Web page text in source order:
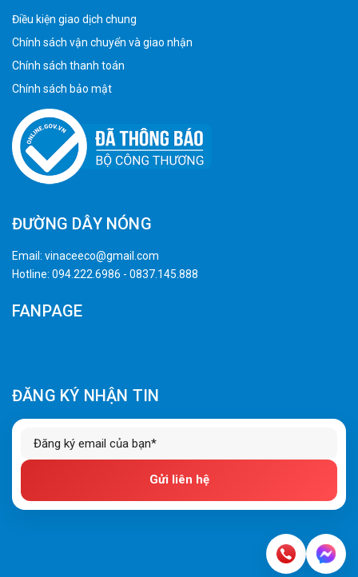
Điều kiện giao dịch chung
Chính sách vận chuyển và giao nhận
Chính sách thanh toán
Chính sách bảo mật
ĐƯỜNG DÂY NÓNG
Email: vinaceeco@gmail.com
Hotline: 094.222.6986 - 0837.145.888
FANPAGE
ĐĂNG KÝ NHẬN TIN
Gửi liên hệ